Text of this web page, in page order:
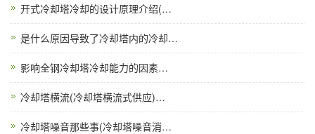
开式冷却塔冷却的设计原理介绍(…
是什么原因导致了冷却塔内的冷却…
影响全钢冷却塔冷却能力的因素…
冷却塔横流(冷却塔横流式供应)…
冷却塔噪音那些事(冷却塔噪音消…